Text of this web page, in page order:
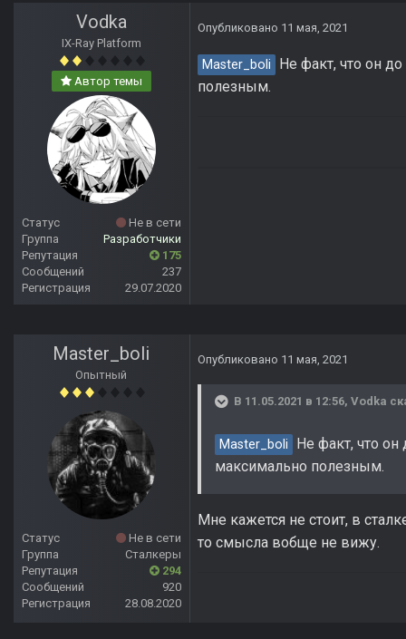
Vodka
IX-Ray Platform
Автор темы
Статус
Не в сети
Группа
Разработчики
Репутация
175
Сообщений
237
Регистрация
29.07.2020
Опубликовано 11 мая, 2021
Master_boli
Не факт, что он
полезным.
Master_boli
Опытный
Статус
Не в сети
Группа
Сталкеры
Репутация
294
Сообщений
920
Регистрация
28.08.2020
Опубликовано 11 мая, 2021
В 11.05.2021 в 12:56, Vodka
Master_boli
Не факт, что
максимально полезным.
Мне кажется не стоит, в
то смысла вобще не вижу.